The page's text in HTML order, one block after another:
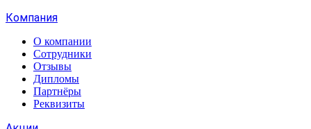
Компания
О компании
Сотрудники
Отзывы
Дипломы
Партнёры
Реквизиты